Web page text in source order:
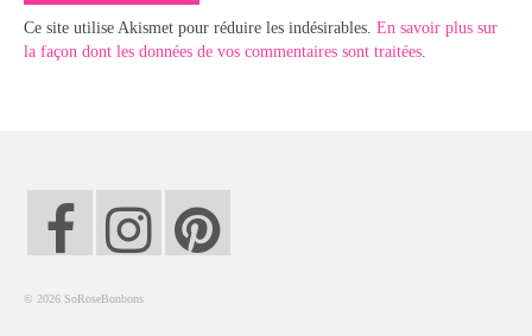
Ce site utilise Akismet pour réduire les indésirables. En savoir plus sur
la façon dont les données de vos commentaires sont traitées.
© 2026 SoRoseBonbons